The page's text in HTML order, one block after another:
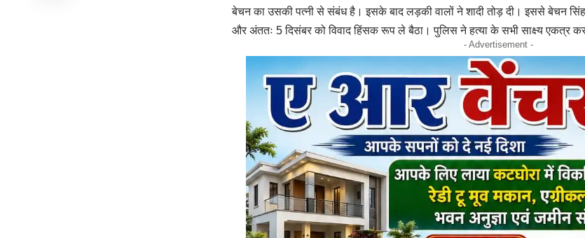
बेचन का उसकी पत्नी से संबंध है। इसके बाद लड़की वालों ने शादी तोड़ दी। इससे बेचन
और अंततः 5 दिसंबर को विवाद हिंसक रूप ले बैठा। पुलिस ने हत्या के सभी साक्ष्य एकत्र
- Advertisement -